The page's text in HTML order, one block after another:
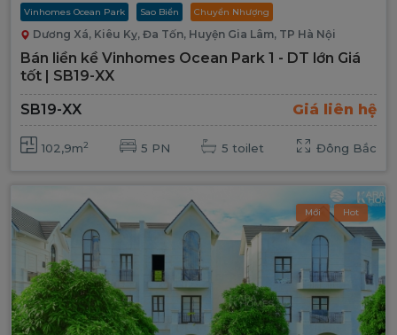
Vinhomes Ocean Park Sao Biển Chuyển Nhượng
Dương Xá, Kiêu Kỵ, Đa Tốn, Huyện Gia Lâm, TP Hà Nội
Bán liền kề Vinhomes Ocean Park 1 - DT lớn Giá
tốt | SB19-XX
SB19-XX
Giá liên hệ
102,9m2 5 PN 5 toilet Đông Bắc
Mới Hot